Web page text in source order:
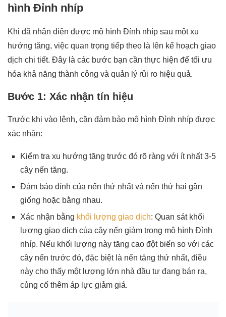
hình Đỉnh nhíp
Khi đã nhận diện được mô hình Đỉnh nhíp sau một xu
hướng tăng, việc quan trọng tiếp theo là lên kế hoạch giao
dịch chi tiết. Đây là các bước bạn cần thực hiện để tối ưu
hóa khả năng thành công và quản lý rủi ro hiệu quả.
Bước 1: Xác nhận tín hiệu
Trước khi vào lệnh, cần đảm bảo mô hình Đỉnh nhíp được
xác nhận:
Kiểm tra xu hướng tăng trước đó rõ ràng với ít nhất 3-5
cây nến tăng.
Đảm bảo đỉnh của nến thứ nhất và nến thứ hai gần
giống hoặc bằng nhau.
Xác nhận bằng khối lượng giao dịch: Quan sát khối
lượng giao dịch của cây nến giảm trong mô hình Đỉnh
nhíp. Nếu khối lượng này tăng cao đột biến so với các
cây nến trước đó, đặc biệt là nến tăng thứ nhất, điều
này cho thấy một lượng lớn nhà đầu tư đang bán ra,
củng cố thêm áp lực giảm giá.